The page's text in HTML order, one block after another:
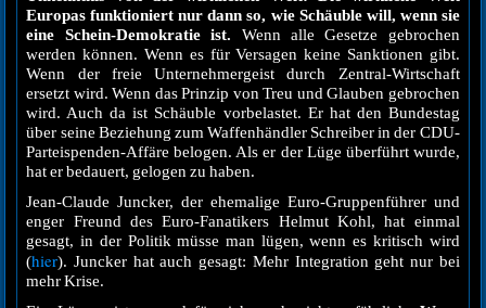
Europas funktioniert nur dann so, wie Schäuble will, wenn sie
eine Schein-Demokratie ist. Wenn alle Gesetze gebrochen
werden können. Wenn es für Versagen keine Sanktionen gibt.
Wenn der freie Unternehmergeist durch Zentral-Wirtschaft
ersetzt wird. Wenn das Prinzip von Treu und Glauben gebrochen
wird. Auch da ist Schäuble vorbelastet. Er hat den Bundestag
über seine Beziehung zum Waffenhändler Schreiber in der CDU-
Parteispenden-Affäre belogen. Als er der Lüge überführt wurde,
hat er bedauert, gelogen zu haben.
Jean-Claude Juncker, der ehemalige Euro-Gruppenführer und
enger Freund des Euro-Fanatikers Helmut Kohl, hat einmal
gesagt, in der Politik müsse man lügen, wenn es kritisch wird
(hier). Juncker hat auch gesagt: Mehr Integration geht nur bei
mehr Krise.